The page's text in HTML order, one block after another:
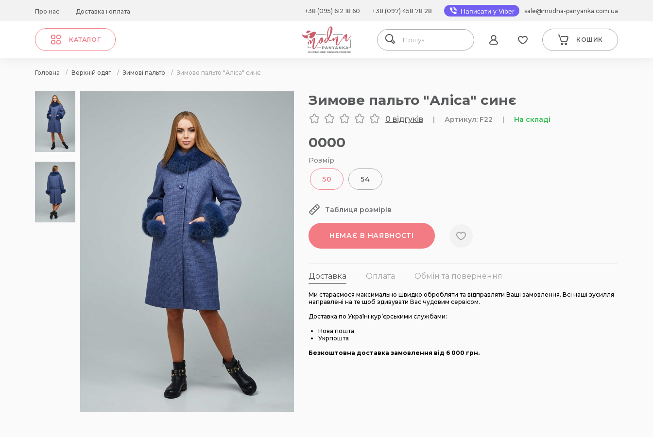
Про нас Доставка і оплата +38 (095) 612 18 60 +38 (097) 458 78 28 Написати у Viber sale@modna-panyanka.com.ua
КАТАЛОГ КОШИК
Головна / Верхній одяг / Зимові пальто / Зимове пальто "Аліса" синє
Зимове пальто "Аліса" синє
0 відгуків | Артикул: F22 | На складі
0000
Розмір
50 54
Таблиця розмірів
НЕМАЄ В НАЯВНОСТІ
Доставка Оплата Обмін та повернення
Ми стараємося максимально швидко обробляти та відправляти Ваші замовлення. Всі наші зусилля
направлені на те щоб здивувати Вас чудовим сервісом.
Доставка по Україні кур’єрськими службами:
Нова пошта
Укрпошта
Безкоштовна доставка замовлення від 6 000 грн.